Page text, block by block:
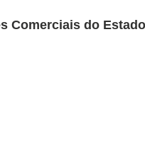
Comerciais do